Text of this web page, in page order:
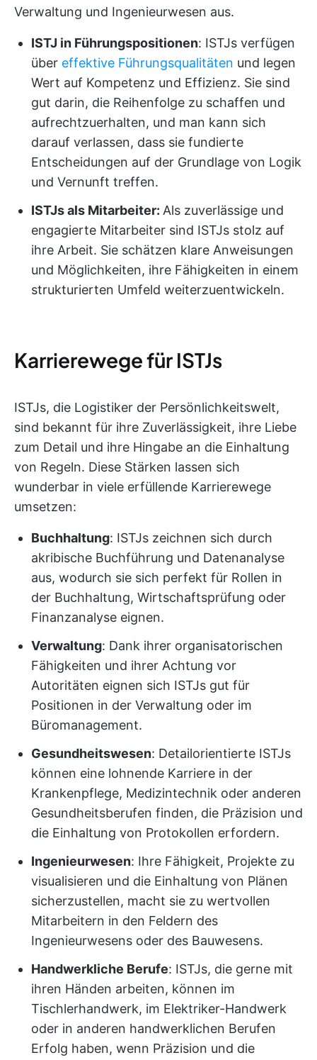
Verwaltung und Ingenieurwesen aus.
ISTJ in Führungspositionen: ISTJs verfügen
über effektive Führungsqualitäten und legen
Wert auf Kompetenz und Effizienz. Sie sind
gut darin, die Reihenfolge zu schaffen und
aufrechtzuerhalten, und man kann sich
darauf verlassen, dass sie fundierte
Entscheidungen auf der Grundlage von Logik
und Vernunft treffen.
ISTJs als Mitarbeiter: Als zuverlässige und
engagierte Mitarbeiter sind ISTJs stolz auf
ihre Arbeit. Sie schätzen klare Anweisungen
und Möglichkeiten, ihre Fähigkeiten in einem
strukturierten Umfeld weiterzuentwickeln.
Karrierewege für ISTJs
ISTJs, die Logistiker der Persönlichkeitswelt,
sind bekannt für ihre Zuverlässigkeit, ihre Liebe
zum Detail und ihre Hingabe an die Einhaltung
von Regeln. Diese Stärken lassen sich
wunderbar in viele erfüllende Karrierewege
umsetzen:
Buchhaltung: ISTJs zeichnen sich durch
akribische Buchführung und Datenanalyse
aus, wodurch sie sich perfekt für Rollen in
der Buchhaltung, Wirtschaftsprüfung oder
Finanzanalyse eignen.
Verwaltung: Dank ihrer organisatorischen
Fähigkeiten und ihrer Achtung vor
Autoritäten eignen sich ISTJs gut für
Positionen in der Verwaltung oder im
Büromanagement.
Gesundheitswesen: Detailorientierte ISTJs
können eine lohnende Karriere in der
Krankenpflege, Medizintechnik oder anderen
Gesundheitsberufen finden, die Präzision und
die Einhaltung von Protokollen erfordern.
Ingenieurwesen: Ihre Fähigkeit, Projekte zu
visualisieren und die Einhaltung von Plänen
sicherzustellen, macht sie zu wertvollen
Mitarbeitern in den Feldern des
Ingenieurwesens oder des Bauwesens.
Handwerkliche Berufe: ISTJs, die gerne mit
ihren Händen arbeiten, können im
Tischlerhandwerk, im Elektriker-Handwerk
oder in anderen handwerklichen Berufen
Erfolg haben, wenn Präzision und die